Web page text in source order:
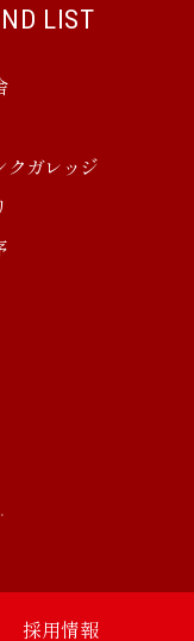
採用情報
LIST
クガレッジ